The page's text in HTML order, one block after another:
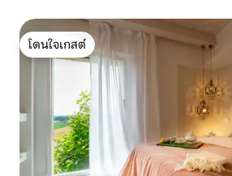
โดนใจเกสต์
โดนใจเกสต์